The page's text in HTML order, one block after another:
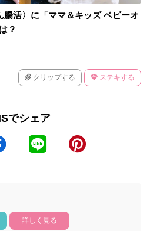
腸活〉に「ママ＆キッズ ベビーオ
？
クリップする ステキする
でシェア
詳しく見る